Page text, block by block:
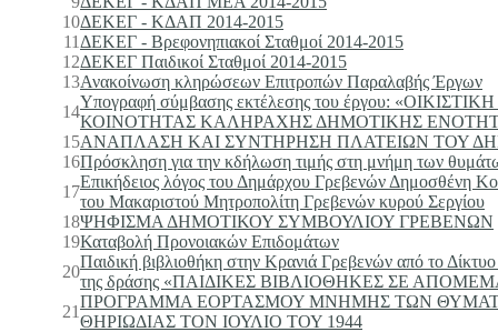
10ΔΕΚΕΓ - ΚΔΑΠ 2014-2015
11 ΔΕΚΕΓ - Βρεφονηπιακοί Σταθμοί 2014-2015
12ΔΕΚΕΓ Παιδικοί Σταθμοί 2014-2015
13Ανακοίνωση κληρώσεων Επιτροπών Παραλαβής Έργων
14
Υπογραφή σύμβασης εκτέλεσης του έργου:
ΚΟΙΝΟΤΗΤΑΣ ΚΑΛΗΡΑΧΗΣ ΔΗΜΟΤΙΚΗΣ
15ΑΝΑΠΛΑΣΗ ΚΑΙ ΣΥΝΤΗΡΗΣΗ ΠΛΑΤΕΙΩΝ ΤΟΥ
16Πρόσκληση για την κδήλωση τιμής στη μνήμη των
17
Επικήδειος λόγος του Δημάρχου Γρεβενών Δημοσθένη
του Μακαριστού Μητροπολίτη Γρεβενών κυρού Σεργίου
18ΨΗΦΙΣΜΑ ΔΗΜΟΤΙΚΟΥ ΣΥΜΒΟΥΛΙΟΥ ΓΡΕΒΕΝΩΝ
19Καταβολή Προνοιακών Επιδομάτων
20
Παιδική βιβλιοθήκη στην Κρανιά Γρεβενών από το
της δράσης «ΠΑΙΔΙΚΕΣ ΒΙΒΛΙΟΘΗΚΕΣ ΣΕ
21
ΠΡΟΓΡΑΜΜΑ ΕΟΡΤΑΣΜΟΥ ΜΝΗΜΗΣ ΤΩΝ
ΘΗΡΙΩΔΙΑΣ ΤΟΝ ΙΟΥΛΙΟ ΤΟΥ 1944